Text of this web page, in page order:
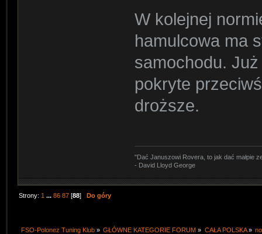
W kolejnej
hamulcowa ma
samochodu.
pokryte
droższe.
"Dać Januszowi Rovera, to jak dać małpie
- David Lloyd George
Strony: 1 ...86 87 [88]Do góry
FSO-Polonez Tuning Klub » GŁÓWNE KATEGORIE FORUM » CAŁA POLSKA»